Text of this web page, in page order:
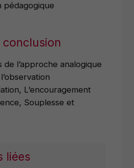
pédagogique
de l’approche analogique
L’encouragement
Souplesse et
liées